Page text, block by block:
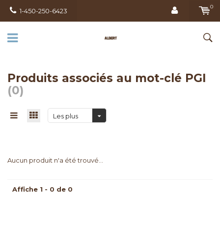
1-450-250-6423
0
Produits associés au mot-clé PGI
(0)
Les plus
Aucun produit n'a été trouvé...
Affiche 1 - 0 de 0